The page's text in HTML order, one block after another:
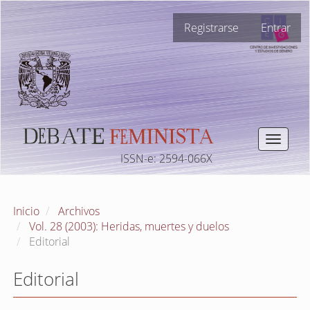
Navegación
principal
Contenido
principal
Barra
lateral
Registrarse Entrar
Toggle
ISSN-e: 2594-066X
Inicio
Archivos
Vol. 28 (2003): Heridas, muertes y duelos
Editorial
Editorial